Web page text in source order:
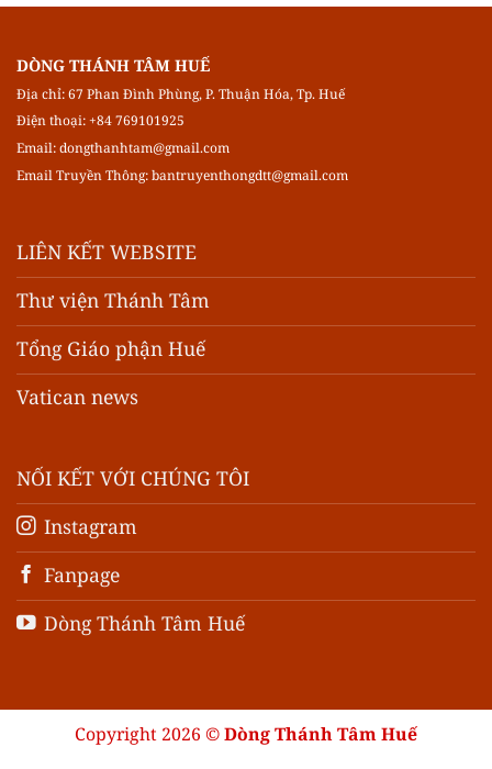
DÒNG THÁNH TÂM HUẾ
Địa chỉ: 67 Phan Đình Phùng, P. Thuận Hóa, Tp. Huế
Điện thoại: +84 769101925
Email:dongthanhtam@gmail.com
Email Truyền Thông:bantruyenthongdtt@gmail.com
LIÊN KẾT WEBSITE
Thư viện Thánh Tâm
Tổng Giáo phận Huế
Vatican news
NỐI KẾT VỚI CHÚNG TÔI
Instagram
Fanpage
Dòng Thánh Tâm Huế
Copyright 2026 ©Dòng Thánh Tâm Huế